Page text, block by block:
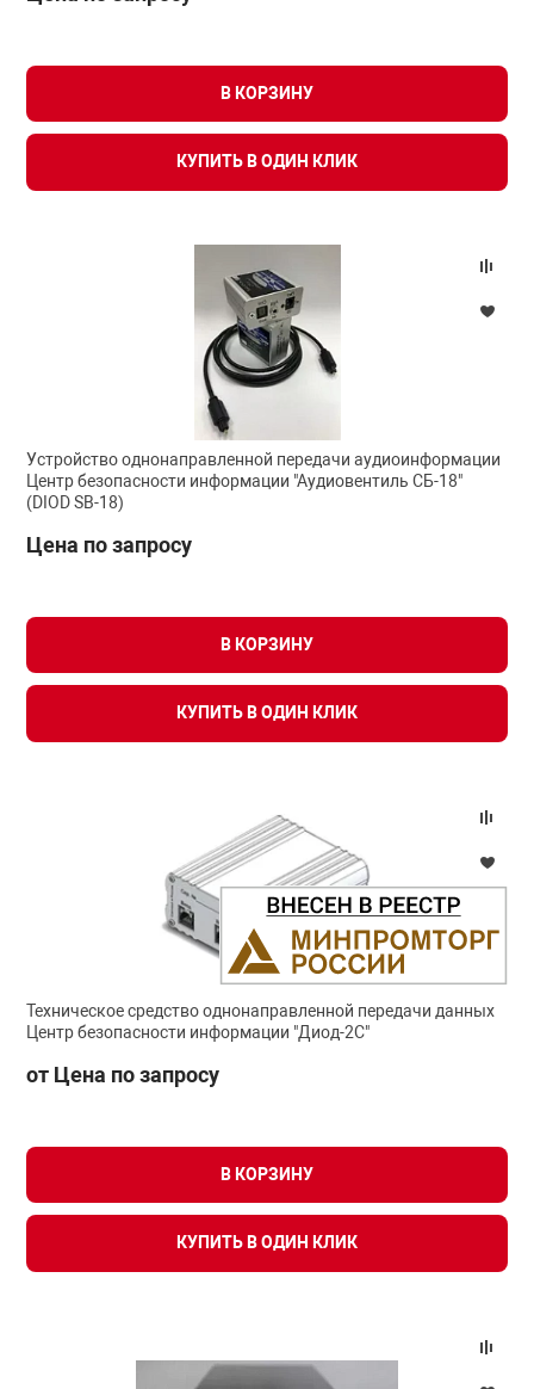
В КОРЗИНУ
КУПИТЬ В ОДИН КЛИК
Устройство однонаправленной передачи аудиоинформации
Центр безопасности информации "Аудиовентиль СБ-18"
(DIOD SB-18)
Цена по запросу
В КОРЗИНУ
КУПИТЬ В ОДИН КЛИК
Техническое средство однонаправленной передачи данных
Центр безопасности информации "Диод-2С"
от Цена по запросу
В КОРЗИНУ
КУПИТЬ В ОДИН КЛИК